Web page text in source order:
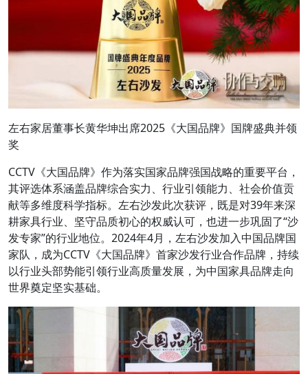
左右家居董事长黄华坤出席2025《大国品牌》国牌盛典并领
奖
CCTV《大国品牌》作为落实国家品牌强国战略的重要平台，
其评选体系涵盖品牌综合实力、行业引领能力、社会价值贡
献等多维度科学指标。左右沙发此次获评，既是对39年来深
耕家具行业、坚守品质初心的权威认可，也进一步巩固了“沙
发专家”的行业地位。2024年4月，左右沙发加入中国品牌国
家队，成为CCTV《大国品牌》首家沙发行业合作品牌，持续
以行业头部势能引领行业高质量发展，为中国家具品牌走向
世界奠定坚实基础。